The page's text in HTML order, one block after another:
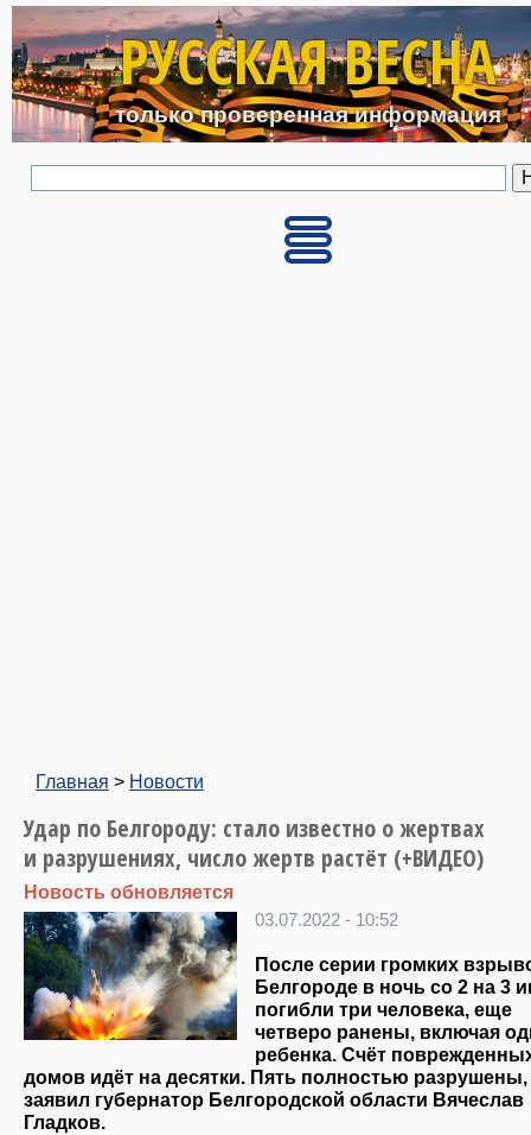
Перейти к основному
РУССКАЯ ВЕСНА
только проверенная информация
Главная > Новости
Удар по Белгороду: стало известно о жертвах
и разрушениях, число жертв растёт (+ВИДЕО)
Новость обновляется
03.07.2022 - 10:52
После серии громких
Белгороде в ночь со 2 на 3
погибли три человека, еще
четверо ранены, включая
ребенка. Счёт
домов идёт на десятки. Пять полностью разрушены,
заявил губернатор Белгородской области Вячеслав
Гладков.